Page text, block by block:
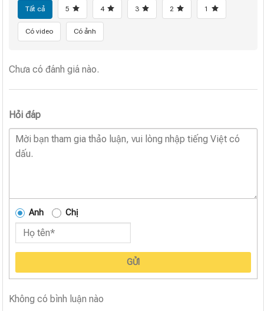
Tất cả 5 4 3 2 1
Có video Có ảnh
Chưa có đánh giá nào.
Hỏi đáp
Anh Chị
GỬI
Không có bình luận nào